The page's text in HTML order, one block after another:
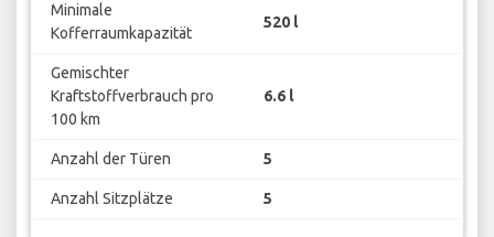
Minimale
Kofferraumkapazität
520 l
Gemischter
Kraftstoffverbrauch pro
100 km
6.6 l
Anzahl der Türen 5
Anzahl Sitzplätze 5